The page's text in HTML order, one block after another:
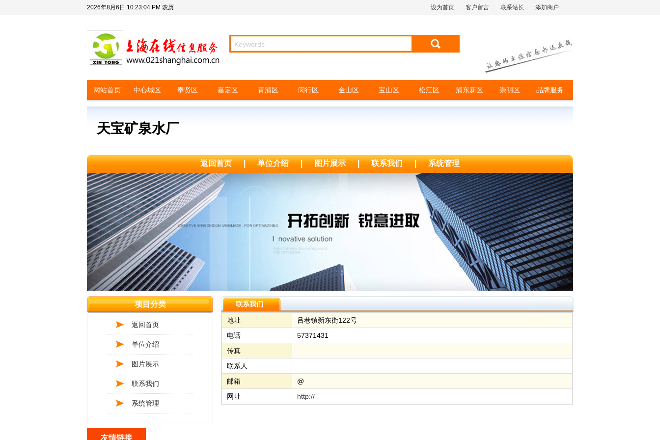
2026年8月6日 10:23:04 PM 农历 设为首页 客户留言 联系站长 添加商户
网站首页 中心城区 奉贤区 嘉定区 青浦区 闵行区 金山区 宝山区 松江区 浦东新区 崇明区 品牌服务
天宝矿泉水厂
返回首页 | 单位介绍 | 图片展示 | 联系我们 | 系统管理
项目分类
返回首页
单位介绍
图片展示
联系我们
系统管理
联系我们
地址
吕巷镇新东街122号
电话
57371431
传真
联系人
邮箱
@
网址
http://
友情链接